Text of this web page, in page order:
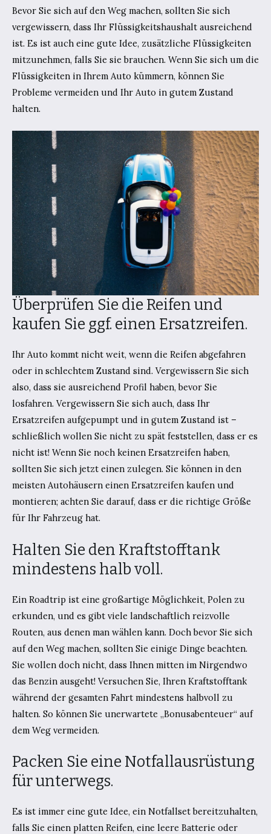
Bevor Sie sich auf den Weg machen, sollten Sie sich
vergewissern, dass Ihr Flüssigkeitshaushalt ausreichend
ist. Es ist auch eine gute Idee, zusätzliche Flüssigkeiten
mitzunehmen, falls Sie sie brauchen. Wenn Sie sich um die
Flüssigkeiten in Ihrem Auto kümmern, können Sie
Probleme vermeiden und Ihr Auto in gutem Zustand
halten.
Überprüfen Sie die Reifen und
kaufen Sie ggf. einen Ersatzreifen.
Ihr Auto kommt nicht weit, wenn die Reifen abgefahren
oder in schlechtem Zustand sind. Vergewissern Sie sich
also, dass sie ausreichend Profil haben, bevor Sie
losfahren. Vergewissern Sie sich auch, dass Ihr
Ersatzreifen aufgepumpt und in gutem Zustand ist –
schließlich wollen Sie nicht zu spät feststellen, dass er es
nicht ist! Wenn Sie noch keinen Ersatzreifen haben,
sollten Sie sich jetzt einen zulegen. Sie können in den
meisten Autohäusern einen Ersatzreifen kaufen und
montieren; achten Sie darauf, dass er die richtige Größe
für Ihr Fahrzeug hat.
Halten Sie den Kraftstofftank
mindestens halb voll.
Ein Roadtrip ist eine großartige Möglichkeit, Polen zu
erkunden, und es gibt viele landschaftlich reizvolle
Routen, aus denen man wählen kann. Doch bevor Sie sich
auf den Weg machen, sollten Sie einige Dinge beachten.
Sie wollen doch nicht, dass Ihnen mitten im Nirgendwo
das Benzin ausgeht! Versuchen Sie, Ihren Kraftstofftank
während der gesamten Fahrt mindestens halbvoll zu
halten. So können Sie unerwartete „Bonusabenteuer“ auf
dem Weg vermeiden.
Packen Sie eine Notfallausrüstung
für unterwegs.
Es ist immer eine gute Idee, ein Notfallset bereitzuhalten,
falls Sie einen platten Reifen, eine leere Batterie oder